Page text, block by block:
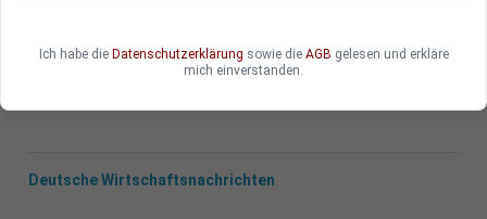
Vereinten Nationen in New York zusammen.
führen, die als Diplomatin bereits Geschichte
Deutsche Wirtschaftsnachrichten
Ich habe die Datenschutzerklärung sowie die AGB gelesen und erkläre
mich einverstanden.